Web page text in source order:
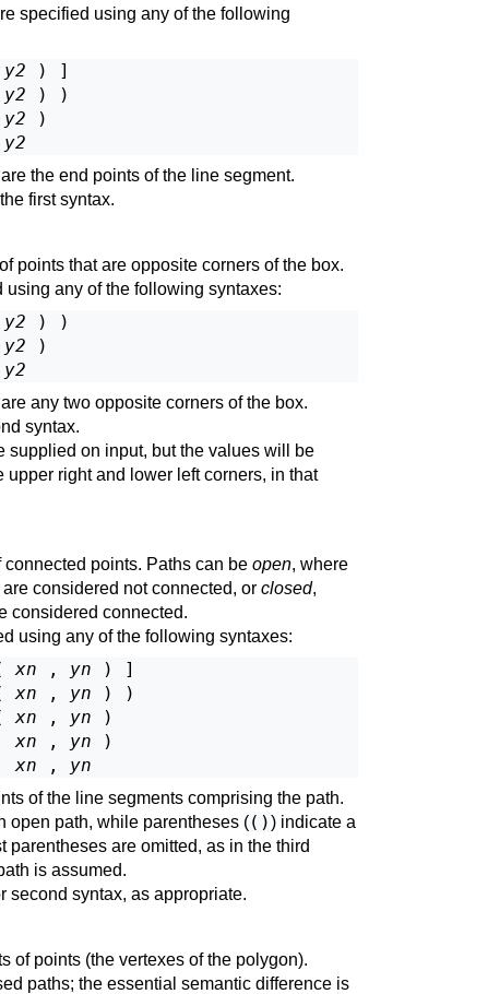
specified using any of the following
y2 ) ]
y2 ) )
y2 )
y2
are the end points of the line segment.
first syntax.
points that are opposite corners of the box.
using any of the following syntaxes:
y2 ) )
y2 )
y2
are any two opposite corners of the box.
syntax.
supplied on input, but the values will be
upper right and lower left corners, in that
points. Paths can be open, where
considered not connected, or closed,
considered connected.
using any of the following syntaxes:
xn , yn ) ]
xn , yn ) )
xn , yn )
xn , yn )
xn , yn
of the line segments comprising the path.
open path, while parentheses (()) indicate a
parentheses are omitted, as in the third
is assumed.
second syntax, as appropriate.
of points (the vertexes of the polygon).
paths; the essential semantic difference is